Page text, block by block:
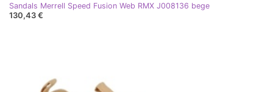
Sandals Merrell Speed ​​Fusion Web RMX J008136 bege
130,43 €